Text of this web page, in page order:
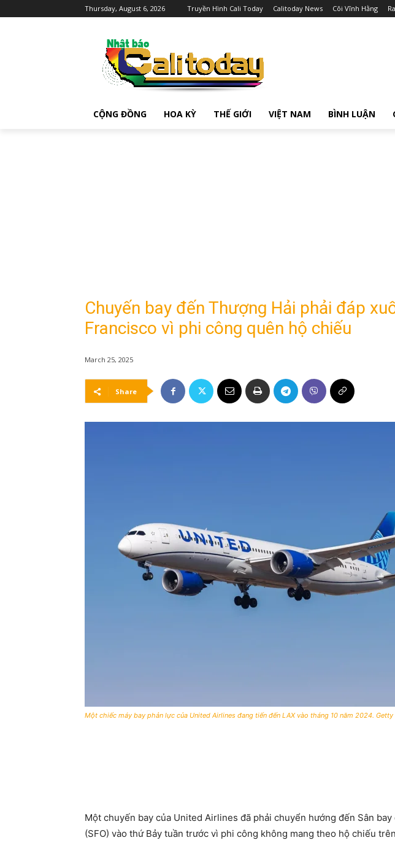
Thursday, August 6, 2026 Truyền Hình Cali Today Calitoday News Cõi Vĩnh Hằng
CỘNG ĐỒNG HOA KỲ THẾ GIỚI VIỆT NAM BÌNH LUẬN
Chuyến bay đến Thượng Hải phải đáp
Francisco vì phi công quên hộ chiếu
March 25, 2025
Share
Một chiếc máy bay phản lực của United Airlines đang tiến đến LAX vào tháng 10 năm 2024. Getty
Một chuyến bay của United Airlines đã phải chuyển hướng đến Sân
(SFO) vào thứ Bảy tuần trước vì phi công không mang theo hộ chiếu